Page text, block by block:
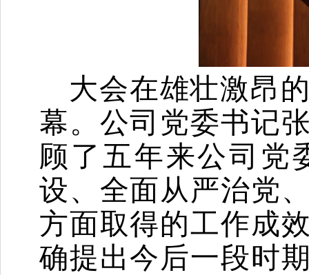
大会在雄壮激昂
幕。公司党委书记
顾了五年来公司党
设、全面从严治党
方面取得的工作成
确提出今后一段时